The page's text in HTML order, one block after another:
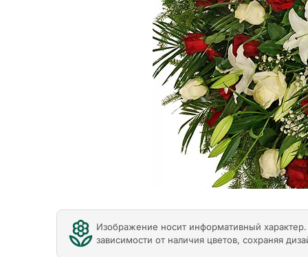
Изображение носит информативный
зависимости от наличия цветов, сохраняя